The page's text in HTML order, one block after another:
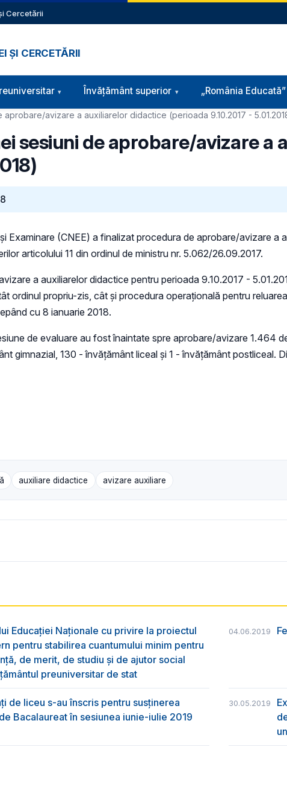
Cercetării
ȘI CERCETĂRII
Învățământ superior „România Educată”
aprobare/avizare a auxiliarelor didactice (perioada 9.10.2017 -
sesiuni de aprobare/avizare a
Examinare (CNEE) a finalizat procedura de aprobare/avizare a
articolului 11 din ordinul de ministru nr. 5.062/26.09.2017.
a auxiliarelor didactice pentru perioada 9.10.2017 -
ordinul propriu-zis, cât şi procedura operaţională pentru
cu 8 ianuarie 2018.
de evaluare au fost înaintate spre aprobare/avizare 1.464
gimnazial, 130 - învățământ liceal și 1 - învățământ postliceal.
auxiliare didactice avizare auxiliare
Educației Naționale cu privire la proiectul
pentru stabilirea cuantumului minim pentru
de merit, de studiu și de ajutor social
preuniversitar de stat
04.06.2019
de liceu s-au înscris pentru susţinerea
Bacalaureat în sesiunea iunie-iulie 2019
30.05.2019